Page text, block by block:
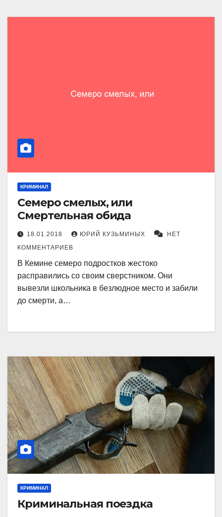
КРИМИНАЛ
Семеро смелых, или
Смертельная обида
18.01.2018 ЮРИЙ КУЗЬМИНЫХ
НЕТ
КОММЕНТАРИЕВ
В Кемине семеро подростков жестоко
расправились со своим сверстником. Они
вывезли школьника в безлюдное место и забили
до смерти, а…
КРИМИНАЛ
Криминальная поездка